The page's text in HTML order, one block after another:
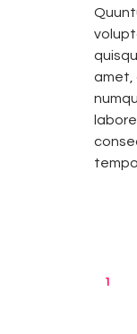
amet,
PAGE
1